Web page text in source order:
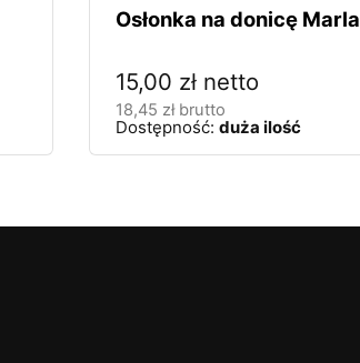
Osłonka na donicę Marla
15,00 zł netto
18,45 złbrutto
Dostępność: duża ilość